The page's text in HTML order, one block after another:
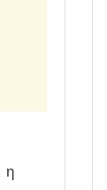
η